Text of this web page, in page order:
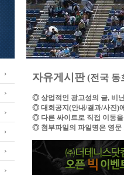
자유게시판(전국 동
◎ 상업적인 광고성의 글, 비
◎ 대회공지(안내/결과/사진)
◎ 다른 싸이트로 직접 이동
◎ 첨부파일의 파일명은 영문